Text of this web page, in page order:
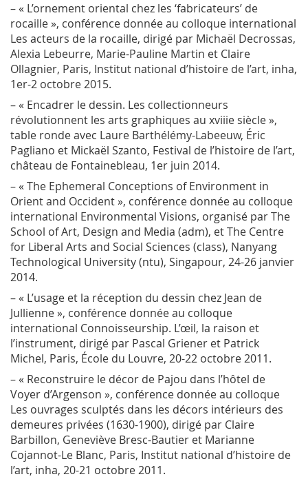
– « L’ornement oriental chez les ‘fabricateurs’ de
rocaille », conférence donnée au colloque international
Les acteurs de la rocaille, dirigé par Michaël Decrossas,
Alexia Lebeurre, Marie-Pauline Martin et Claire
Ollagnier, Paris, Institut national d’histoire de l’art, inha,
1er-2 octobre 2015.
– « Encadrer le dessin. Les collectionneurs
révolutionnent les arts graphiques au xviiie siècle »,
table ronde avec Laure Barthélémy-Labeeuw, Éric
Pagliano et Mickaël Szanto, Festival de l’histoire de l’art,
château de Fontainebleau, 1er juin 2014.
– « The Ephemeral Conceptions of Environment in
Orient and Occident », conférence donnée au colloque
international Environmental Visions, organisé par The
School of Art, Design and Media (adm), et The Centre
for Liberal Arts and Social Sciences (class), Nanyang
Technological University (ntu), Singapour, 24-26 janvier
2014.
– « L’usage et la réception du dessin chez Jean de
Jullienne », conférence donnée au colloque
international Connoisseurship. L’œil, la raison et
l’instrument, dirigé par Pascal Griener et Patrick
Michel, Paris, École du Louvre, 20-22 octobre 2011.
– « Reconstruire le décor de Pajou dans l’hôtel de
Voyer d’Argenson », conférence donnée au colloque
Les ouvrages sculptés dans les décors intérieurs des
demeures privées (1630-1900), dirigé par Claire
Barbillon, Geneviève Bresc-Bautier et Marianne
Cojannot-Le Blanc, Paris, Institut national d’histoire de
l’art, inha, 20-21 octobre 2011.